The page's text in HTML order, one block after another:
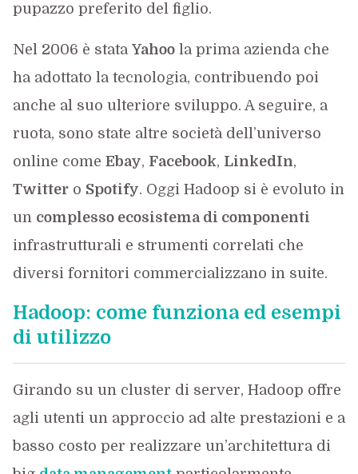
pupazzo preferito del figlio.
Nel 2006 è stata Yahoola prima azienda che
ha adottato la tecnologia, contribuendo poi
anche al suo ulteriore sviluppo. A seguire, a
ruota, sono state altre società dell’universo
online come Ebay, Facebook, LinkedIn,
Twittero Spotify. Oggi Hadoop si è evoluto in
un complesso ecosistema di componenti
infrastrutturali e strumenti correlati che
diversi fornitori commercializzano in suite.
Hadoop: come funziona ed esempi
di utilizzo
Girando su un cluster di server, Hadoop offre
agli utenti un approccio ad alte prestazioni e a
basso costo per realizzare un’architettura di